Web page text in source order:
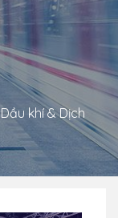
khí & Dịch